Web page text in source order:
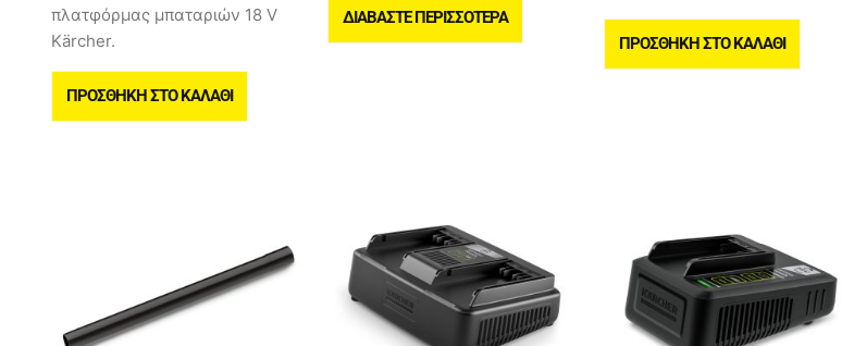
πλατφόρμας μπαταριών 18 V
Kärcher.
ΠΡΟΣΘΉΚΗ ΣΤΟ ΚΑΛΆΘΙ
ΔΙΑΒΆΣΤΕ ΠΕΡΙΣΣΌΤΕΡΑ
ΠΡΟΣΘΉΚΗ ΣΤΟ ΚΑΛΆΘΙ